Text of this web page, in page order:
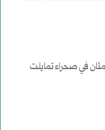
في صحراء تمايلت